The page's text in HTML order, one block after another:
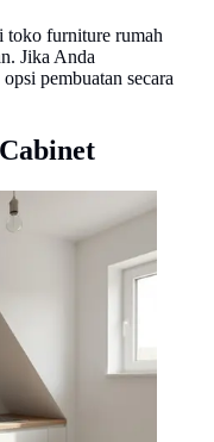
toko furniture rumah
Jika Anda
pembuatan secara